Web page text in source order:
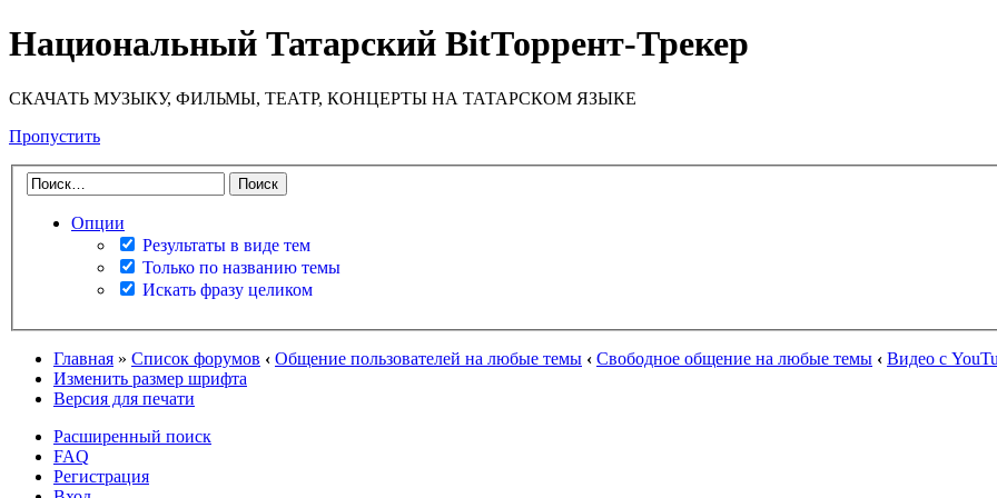
Национальный Татарский BitТоррент-Трекер
СКАЧАТЬ МУЗЫКУ, ФИЛЬМЫ, ТЕАТР, КОНЦЕРТЫ НА ТАТАРСКОМ ЯЗЫКЕ
Пропустить
Опции
Результаты в виде тем
Только по названию темы
Искать фразу целиком
Главная » Список форумов ‹ Общение пользователей на любые темы ‹ Свободное общение на любые темы ‹ Видео с
Изменить размер шрифта
Версия для печати
Расширенный поиск
FAQ
Регистрация